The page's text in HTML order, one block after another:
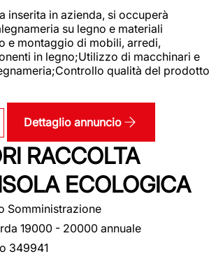
inserita in azienda, si occuperà
su legno e materiali
e montaggio di mobili, arredi,
in legno;Utilizzo di macchinari e
qualità del prodotto
Dettaglio annuncio
RACCOLTA
ECOLOGICA
Somministrazione
19000 - 20000 annuale
349941